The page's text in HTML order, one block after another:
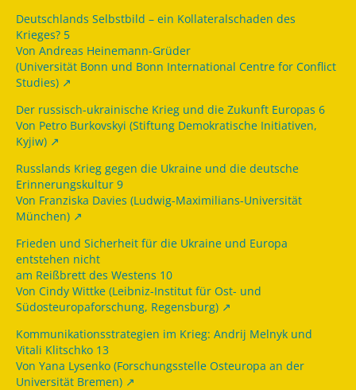
Deutschlands Selbstbild – ein Kollateralschaden des
Krieges? 5
Von Andreas Heinemann-Grüder
(Universität Bonn und Bonn International Centre for Conflict
Studies)
Der russisch-ukrainische Krieg und die Zukunft Europas 6
Von Petro Burkovskyi (Stiftung Demokratische Initiativen,
Kyjiw)
Russlands Krieg gegen die Ukraine und die deutsche
Erinnerungskultur 9
Von Franziska Davies (Ludwig-Maximilians-Universität
München)
Frieden und Sicherheit für die Ukraine und Europa
entstehen nicht
am Reißbrett des Westens 10
Von Cindy Wittke (Leibniz-Institut für Ost- und
Südosteuropaforschung, Regensburg)
Kommunikationsstrategien im Krieg: Andrij Melnyk und
Vitali Klitschko 13
Von Yana Lysenko (Forschungsstelle Osteuropa an der
Universität Bremen)